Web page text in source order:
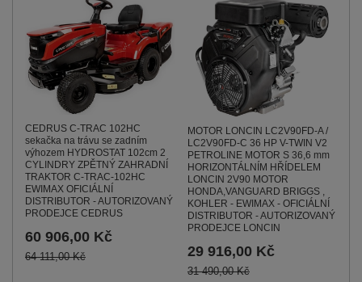
CEDRUS C-TRAC 102HC
sekačka na trávu se zadním
výhozem HYDROSTAT 102cm 2
CYLINDRY ZPĚTNÝ ZAHRADNÍ
TRAKTOR C-TRAC-102HC
EWIMAX OFICIÁLNÍ
DISTRIBUTOR - AUTORIZOVANÝ
PRODEJCE CEDRUS
60 906,00 Kč
64 111,00 Kč
MOTOR LONCIN LC2V90FD-A /
LC2V90FD-C 36 HP V-TWIN V2
PETROLINE MOTOR S 36,6 mm
HORIZONTÁLNÍM HŘÍDELEM
LONCIN 2V90 MOTOR
HONDA,VANGUARD BRIGGS ,
KOHLER - EWIMAX - OFICIÁLNÍ
DISTRIBUTOR - AUTORIZOVANÝ
PRODEJCE LONCIN
29 916,00 Kč
31 490,00 Kč